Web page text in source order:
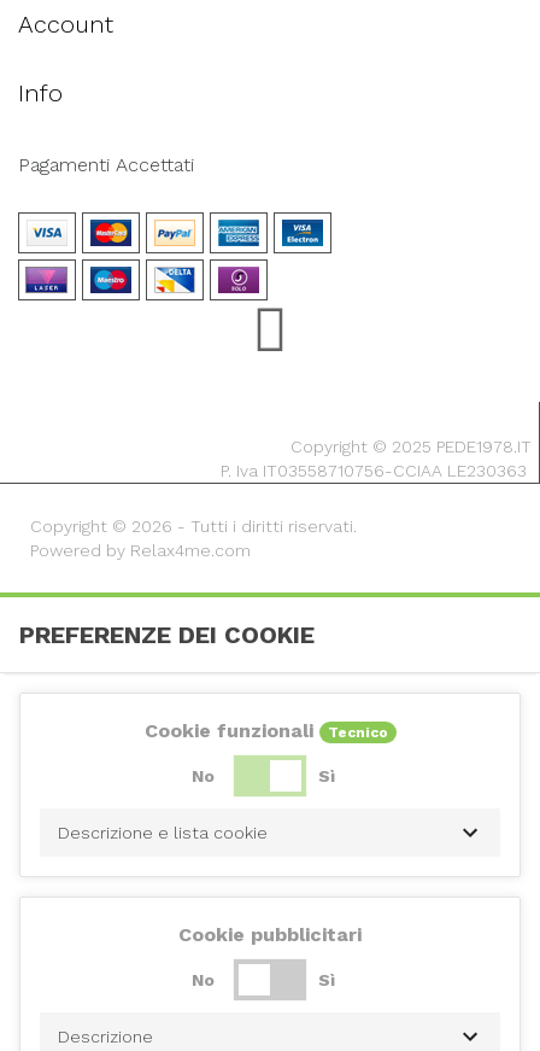
Account
Info
Pagamenti Accettati
Copyright © 2025 PEDE1978.IT
P. Iva IT03558710756-CCIAA LE230363
Copyright © 2026 - Tutti i diritti riservati.
Powered by Relax4me.com
PREFERENZE DEI COOKIE
Cookie funzionali Tecnico
No Sì
Descrizione e lista cookie
Cookie pubblicitari
No Sì
Descrizione